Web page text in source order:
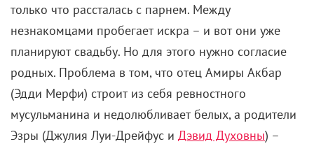
только что рассталась с парнем. Между
незнакомцами пробегает искра – и вот они уже
планируют свадьбу. Но для этого нужно согласие
родных. Проблема в том, что отец Амиры Акбар
(Эдди Мерфи) строит из себя ревностного
мусульманина и недолюбливает белых, а родители
Эзры (Джулия Луи-Дрейфус и Дэвид Духовны) –